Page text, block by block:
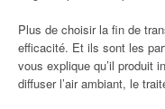
Plus de choisir la fin de
efficacité. Et ils sont les
vous explique qu’il produit
diffuser l’air ambiant, le